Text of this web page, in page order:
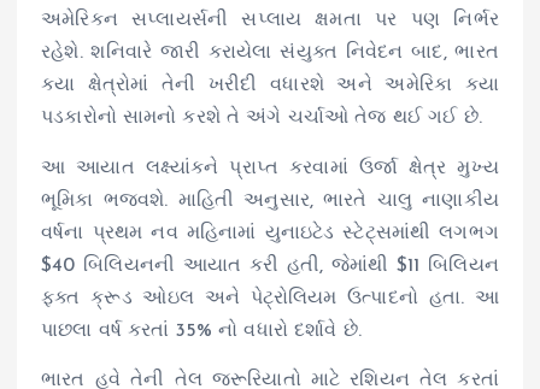
અમેરિકન સપ્લાયર્સની સપ્લાય ક્ષમતા પર પણ નિર્ભર
રહેશે. શનિવારે જારી કરાયેલા સંયુક્ત નિવેદન બાદ, ભારત
કયા ક્ષેત્રોમાં તેની ખરીદી વધારશે અને અમેરિકા કયા
પડકારોનો સામનો કરશે તે અંગે ચર્ચાઓ તેજ થઈ ગઈ છે.
આ આયાત લક્ષ્યાંકને પ્રાપ્ત કરવામાં ઉર્જા ક્ષેત્ર મુખ્ય
ભૂમિકા ભજવશે. માહિતી અનુસાર, ભારતે ચાલુ નાણાકીય
વર્ષના પ્રથમ નવ મહિનામાં યુનાઇટેડ સ્ટેટ્સમાંથી લગભગ
$40 બિલિયનની આયાત કરી હતી, જેમાંથી $11 બિલિયન
ફક્ત ક્રૂડ ઓઇલ અને પેટ્રોલિયમ ઉત્પાદનો હતા. આ
પાછલા વર્ષ કરતાં 35% નો વધારો દર્શાવે છે.
ભારત હવે તેની તેલ જરૂરિયાતો માટે રશિયન તેલ કરતાં